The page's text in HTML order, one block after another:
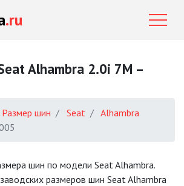
.ru
Alhambra 2.0i 7M –
Размер шин Seat
Alhambra
шин по модели Seat Alhambra.
размеров шин Seat Alhambra